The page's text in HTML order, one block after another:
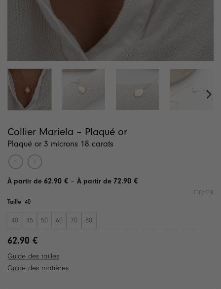
Collier Mariela – Plaqué or
Plaqué or 3 microns 18 carats
62.90 € – 72.90 €Plage
Taille: 40
40 45 50 60 70 80
EFFACER
62.90 €
Guide des tailles
Guide des matières